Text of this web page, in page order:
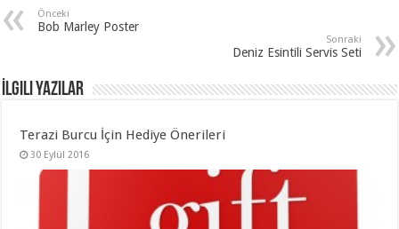
Önceki
Bob Marley Poster
Sonraki
Deniz Esintili Servis Seti
İlgili Yazılar
Terazi Burcu İçin Hediye Önerileri
30 Eylül 2016